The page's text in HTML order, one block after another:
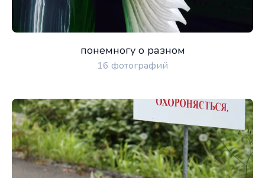
понемногу о разном
16 фотографий